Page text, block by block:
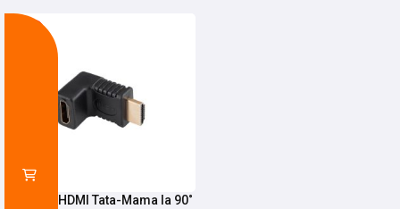
Adaptor HDMI Tata-Mama la 90˚